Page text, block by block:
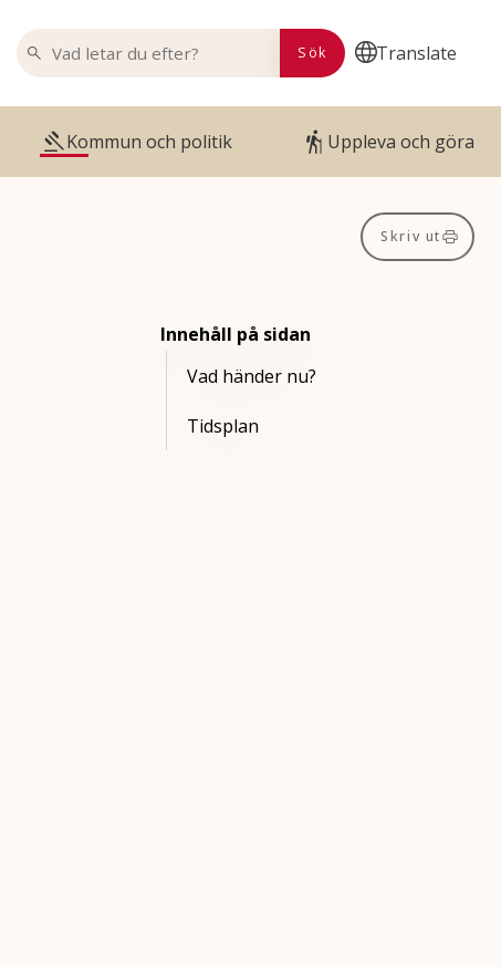
Translate
VAD LETAR DU EFTER?
Sök
Kommun och politik Uppleva och göra
Skriv ut
Innehåll på sidan
Vad händer nu?
Tidsplan